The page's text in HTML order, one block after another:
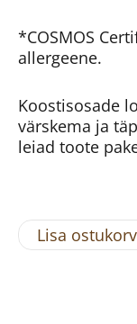
*COSMOS
allergeene.
Koostisosade
värskema ja
leiad toote
Lisa